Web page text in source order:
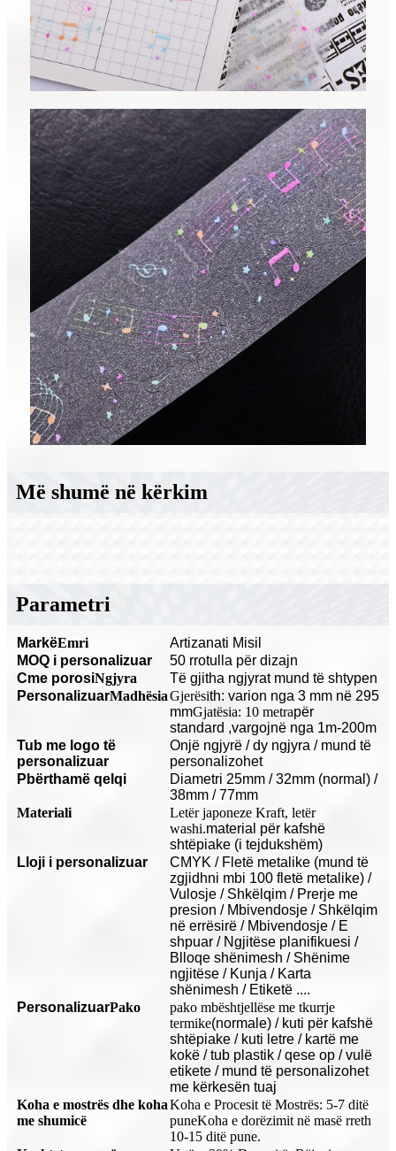
Më shumë në kërkim
Parametri
MarkëEmri
Artizanati Misil
MOQ i personalizuar
50 rrotulla për dizajn
Cme porosiNgjyra
Të gjitha ngjyrat mund të shtypen
PersonalizuarMadhësiaGjerësith: varion nga 3 mm në 295
mmGjatësia: 10 metrapër
standard ,vargojnë nga 1m-200m
Tub me logo të
personalizuar
Onjë ngjyrë / dy ngjyra / mund të
personalizohet
Pbërthamë qelqi
Diametri 25mm / 32mm (normal) /
38mm / 77mm
Materiali
Letër japoneze Kraft, letër
washi.material për kafshë
shtëpiake (i tejdukshëm)
Lloji i personalizuar
CMYK / Fletë metalike (mund të
zgjidhni mbi 100 fletë metalike) /
Vulosje / Shkëlqim / Prerje me
presion / Mbivendosje / Shkëlqim
në errësirë ​​/ Mbivendosje / E
shpuar / Ngjitëse planifikuesi /
Blloqe shënimesh / Shënime
ngjitëse / Kunja / Karta
shënimesh / Etiketë ....
PersonalizuarPako
pako mbështjellëse me tkurrje
termike(normale) / kuti për kafshë
shtëpiake / kuti letre / kartë me
kokë / tub plastik / qese op / vulë
etikete / mund të personalizohet
me kërkesën tuaj
Koha e mostrës dhe koha
me shumicë
Koha e Procesit të Mostrës: 5-7 ditë
puneKoha e dorëzimit në masë rreth
10-15 ditë pune.